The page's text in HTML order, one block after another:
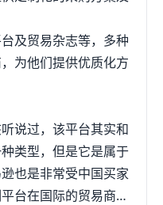
中国卖家，最近有着更
正式启用Airwallex（空
中国卖家可以蔽猛橡选
面可以成为Starday与其
优势，会吸引大量的中
商卖家来说，支付宝和
用卡收付款、Paypal、
也意味着更加缩短了回
输链所拥有完备的物流
为一个跨境电商平台物
间，若物流速度较快，
流速度，Starday有着三
利用海外仓缩短配送时
及贸易杂志等，多种
为他们提供优质化方
说过，该平台其实和
类型，但是它是属于
也是非常受中国买家
台在国际的贸易商是